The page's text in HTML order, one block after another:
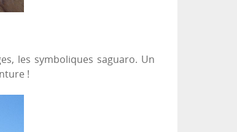
les symboliques saguaro. Un
!